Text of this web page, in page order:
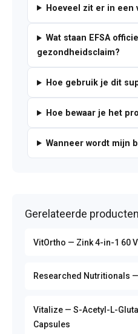
Hoeveel zit er in een
Wat staan EFSA
gezondheidsclaim?
Hoe gebruik je dit
Hoe bewaar je het
Wanneer wordt mijn
Gerelateerde producten
VitOrtho — Zink 4-in-1 60
Researched Nutritionals
Vitalize — S-Acetyl-L-
Capsules